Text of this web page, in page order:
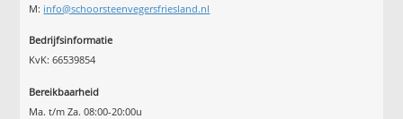
M: info@schoorsteenvegersfriesland.nl
Bedrijfsinformatie
KvK: 66539854
Bereikbaarheid
Ma. t/m Za. 08:00-20:00u